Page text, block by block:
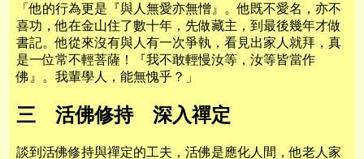
「他的行為更是『與人無愛亦無憎』。他既不愛名，亦不
喜功，他在金山住了數十年，先做藏主，到最後幾年才做
書記。他從來沒有與人有一次爭執，看見出家人就拜，真
是一位常不輕菩薩！『我不敢輕慢汝等，汝等皆當作
佛』。我輩學人，能無愧乎？」
三 活佛修持 深入禪定
談到活佛修持與禪定的工夫，活佛是應化人間，他老人家